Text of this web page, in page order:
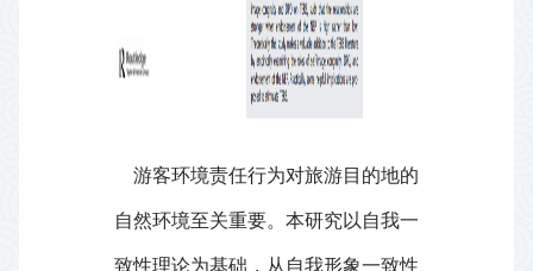
游客环境责任行为对旅游目的地的
自然环境至关重要。本研究以自我一
致性理论为基础，从自我形象一致性